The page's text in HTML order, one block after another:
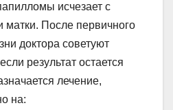
исчезает с
матки. После первичного
доктора советуют
результат остается
лечение,
на: